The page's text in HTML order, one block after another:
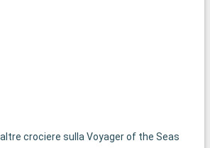
crociere sulla Voyager of the Seas